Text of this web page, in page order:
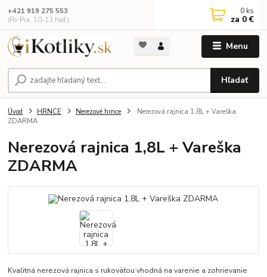
Menu
Hľadať
+421 919 275 553
(Po-Pia, 10-13 hod.)
0 ks
za 0 €
Úvod HRNCE Nerezové hrnce
Nerezová rajnica 1,8L + Vareška
ZDARMA
Nerezová rajnica 1,8L + Vareška
ZDARMA
Kvalitná nerezová rajnica s rukoväťou vhodná na varenie a zohrievanie